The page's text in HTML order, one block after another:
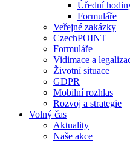
Úřední
Formuláře
Veřejné zakázky
CzechPOINT
Formuláře
Vidimace a
Životní situace
GDPR
Mobilní rozhlas
Rozvoj a strategie
Volný čas
Aktuality
Naše akce